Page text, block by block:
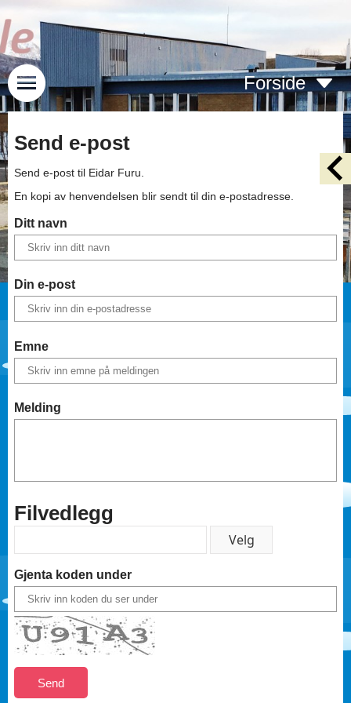
Forside
Send e-post
Send e-post til Eidar Furu.
En kopi av henvendelsen blir sendt til din e-postadresse.
Ditt navn
Din e-post
Emne
Melding
Filvedlegg
Gjenta koden under